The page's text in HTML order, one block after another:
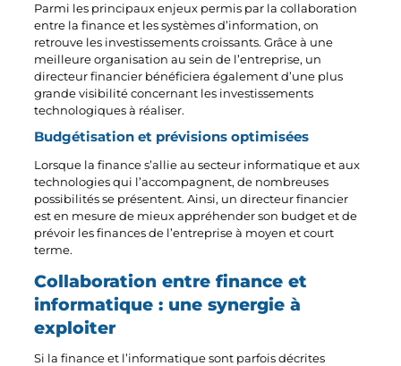
Parmi les principaux enjeux permis par la collaboration
entre la finance et les systèmes d’information, on
retrouve les investissements croissants. Grâce à une
meilleure organisation au sein de l’entreprise, un
directeur financier bénéficiera également d’une plus
grande visibilité concernant les investissements
technologiques à réaliser.
Budgétisation et prévisions optimisées
Lorsque la finance s’allie au secteur informatique et aux
technologies qui l’accompagnent, de nombreuses
possibilités se présentent. Ainsi, un directeur financier
est en mesure de mieux appréhender son budget et de
prévoir les finances de l’entreprise à moyen et court
terme.
Collaboration entre finance et
informatique : une synergie à
exploiter
Si la finance et l’informatique sont parfois décrites